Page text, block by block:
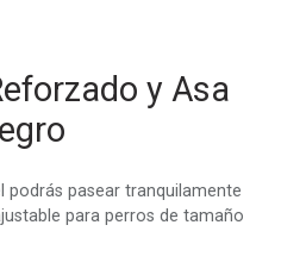
y Asa
pasear tranquilamente
para perros de tamaño